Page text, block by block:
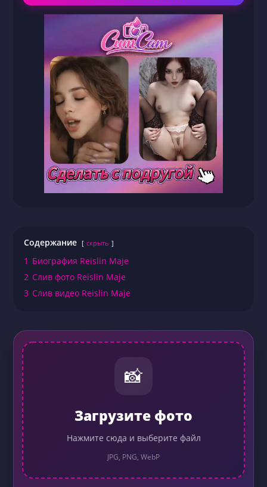
Содержание скрыть
1 Биография Reislin Maje
2 Слив фото Reislin Maje
3 Слив видео Reislin Maje
📸
Загрузите фото
Нажмите сюда и выберите файл
JPG, PNG, WebP